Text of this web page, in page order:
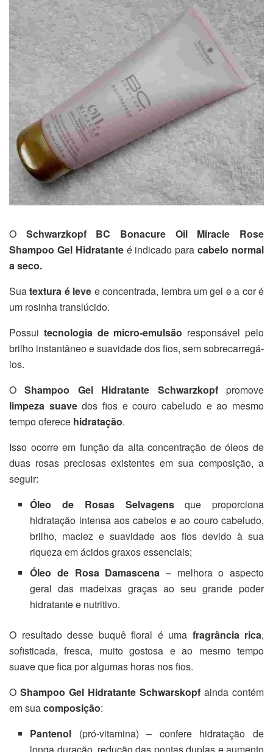
O Schwarzkopf BC Bonacure Oil Miracle Rose
Shampoo Gel Hidratanteé indicado paracabelo normal
a seco.
Suatextura é leve e concentrada, lembra um gel e a cor é
um rosinha translúcido.
Possui tecnologia de micro-emulsão responsável pelo
brilho instantâneo e suavidade dos fios, sem sobrecarregá-
los.
OShampoo Gel Hidratante Schwarzkopfpromove
limpeza suavedos fios e couro cabeludo e ao mesmo
tempo oferece hidratação.
Isso ocorre em função da alta concentração de óleos de
duas rosas preciosas existentes em sua composição, a
seguir:
Óleo de Rosas Selvagensque proporciona
hidratação intensa aos cabelos e ao couro cabeludo,
brilho, maciez e suavidade aos fios devido à sua
riqueza em ácidos graxos essenciais;
Óleo de Rosa Damascena – melhora o aspecto
geral das madeixas graças ao seu grande poder
hidratante e nutritivo.
O resultado desse buquê floral é uma fragrância rica,
sofisticada, fresca, muito gostosa e ao mesmo tempo
suave que fica por algumas horas nos fios.
O Shampoo Gel Hidratante Schwarskopf ainda contém
em suacomposição:
Pantenol (pró-vitamina) – confere hidratação de